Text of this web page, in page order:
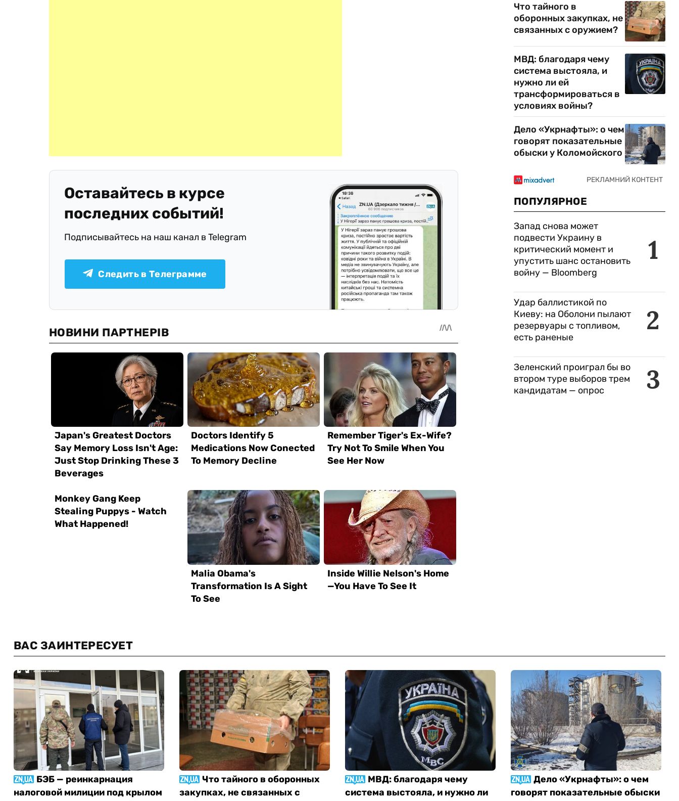
Оставайтесь в курсе
последних событий!
Подписывайтесь на наш канал в Telegram
Следить в Телеграмме
Что тайного в
оборонных закупках, не
связанных с оружием?
МВД: благодаря чему
система выстояла, и
нужно ли ей
трансформироваться в
условиях войны?
Дело «Укрнафты»: о чем
говорят показательные
обыски у Коломойского
ПОПУЛЯРНОЕ
1
Запад снова может
подвести Украину в
критический момент и
упустить шанс остановить
войну — Bloomberg
2
Удар баллистикой по
Киеву: на Оболони пылают
резервуары с топливом,
есть раненые
3
Зеленский проиграл бы во
втором туре выборов трем
кандидатам — опрос
ВАС ЗАИНТЕРЕСУЕТ
БЭБ — реинкарнация
налоговой милиции под крылом
Что тайного в оборонных
закупках, не связанных с
МВД: благодаря чему
система выстояла, и нужно ли
Дело «Укрнафты»: о чем
говорят показательные обыски